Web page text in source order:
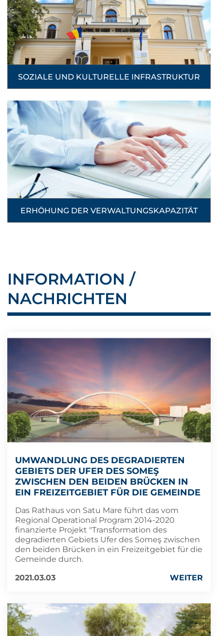
SOZIALE UND KULTURELLE INFRASTRUKTUR
ERHÖHUNG DER VERWALTUNGSKAPAZITÄT
INFORMATION /
NACHRICHTEN
UMWANDLUNG DES DEGRADIERTEN
GEBIETS DER UFER DES SOMEŞ
ZWISCHEN DEN BEIDEN BRÜCKEN IN
EIN FREIZEITGEBIET FÜR DIE GEMEINDE
Das Rathaus von Satu Mare führt das vom
Regional Operational Program 2014-2020
finanzierte Projekt "Transformation des
degradierten Gebiets Ufer des Someş zwischen
den beiden Brücken in ein Freizeitgebiet für die
Gemeinde durch.
2021.03.03
WEITER